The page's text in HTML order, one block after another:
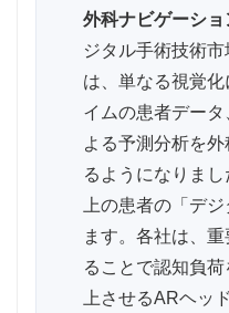
外科ナビゲーショ
ジタル手術技術
は、単なる視覚
イムの患者デー
よる予測分析を
るようになりま
上の患者の「デ
ます。各社は、
ることで認知負
上させるARヘッ